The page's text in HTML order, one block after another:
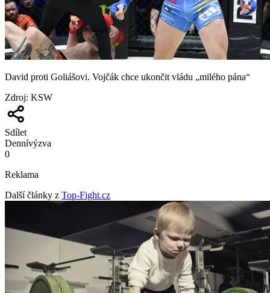
David proti Goliášovi. Vojčák chce ukončit vládu „milého pána“
Zdroj: KSW
Sdílet
Dennívýzva
0
Reklama
Další články z Top-Fight.cz